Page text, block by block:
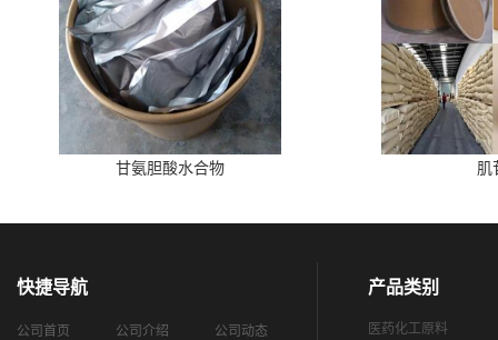
甘氨胆酸水合物 肌
快捷导航
公司首页 公司介绍 公司动态
产品类别
医药化工原料